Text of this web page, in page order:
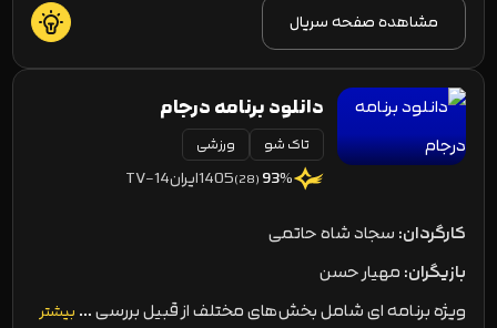
مشاهده صفحه سریال
دانلود برنامه درجام
تاک شو ورزشی
93%
(28)
1405ایرانTV-14
کارگردان:سجاد شاه حاتمی
بازیگران:مهیار حسن
ویژه‌ برنامه‌ ای شامل بخش‌های مختلف از قبیل بررسی … بیشتر